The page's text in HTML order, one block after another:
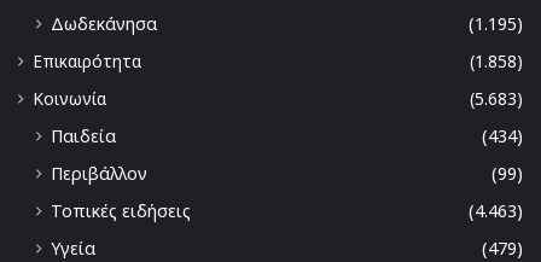
Δωδεκάνησα
(1.195)
Επικαιρότητα
(1.858)
Κοινωνία
(5.683)
Παιδεία
(434)
Περιβάλλον
(99)
Τοπικές ειδήσεις
(4.463)
Υγεία
(479)